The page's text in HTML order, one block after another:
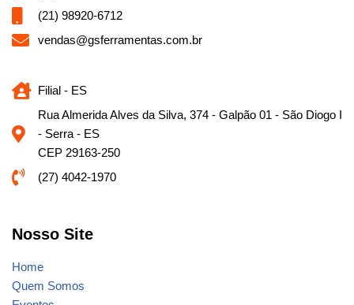
(21) 98920-6712
vendas@gsferramentas.com.br
Filial - ES
Rua Almerida Alves da Silva, 374 - Galpão 01 - São Diogo I
- Serra - ES
CEP 29163-250
(27) 4042-1970
Nosso Site
Home
Quem Somos